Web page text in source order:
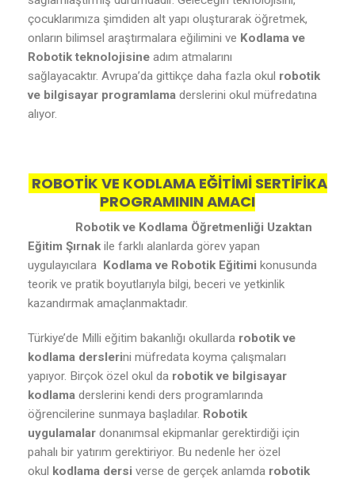
çocuklarımıza şimdiden alt yapı oluşturarak öğretmek,
onların bilimsel araştırmalara eğilimini ve Kodlama ve
Robotik teknolojisine adım atmalarını
sağlayacaktır. Avrupa’da gittikçe daha fazla okul robotik
ve bilgisayar programlama derslerini okul müfredatına
alıyor.
ROBOTİK VE KODLAMA EĞİTİMİ SERTİFİKA
PROGRAMININ AMACI
Robotik ve Kodlama Öğretmenliği Uzaktan
Eğitim Şırnak ile farklı alanlarda görev yapan
uygulayıcılara Kodlama ve Robotik Eğitimi konusunda
teorik ve pratik boyutlarıyla bilgi, beceri ve yetkinlik
kazandırmak amaçlanmaktadır.
Türkiye’de Milli eğitim bakanlığı okullarda robotik ve
kodlama derslerini müfredata koyma çalışmaları
yapıyor. Birçok özel okul da robotik ve bilgisayar
kodlama derslerini kendi ders programlarında
öğrencilerine sunmaya başladılar. Robotik
uygulamalar donanımsal ekipmanlar gerektirdiği için
pahalı bir yatırım gerektiriyor. Bu nedenle her özel
okul kodlama dersi verse de gerçek anlamda robotik